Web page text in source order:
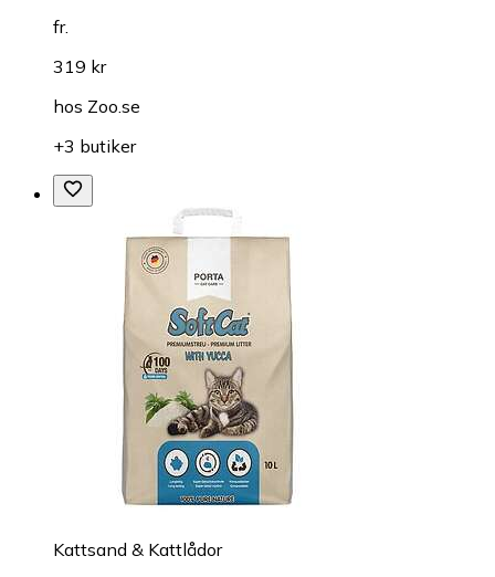
fr.
319 kr
hos Zoo.se
+3 butiker
Kattsand & Kattlådor